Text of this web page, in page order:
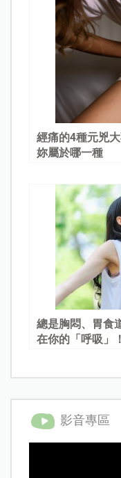
經痛的4種元兇
妳屬於哪一種
總是胸悶、胃食
在你的「呼吸」！
影音專區